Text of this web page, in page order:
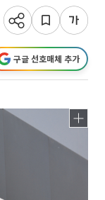
구글 선호매체 추가